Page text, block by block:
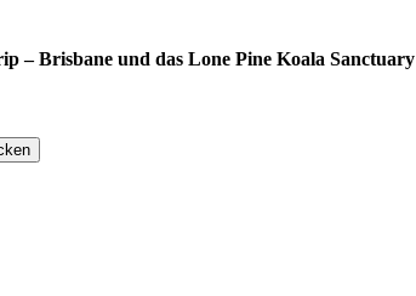
– Brisbane und das Lone Pine Koala Sanctuary